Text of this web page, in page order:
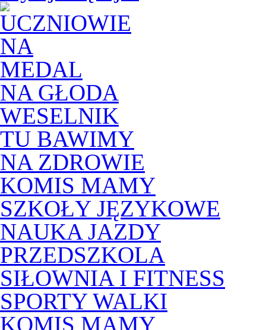
NA GŁODA
WESELNIK
TU BAWIMY
NA ZDROWIE
KOMIS MAMY
SZKOŁY JĘZYKOWE
NAUKA JAZDY
PRZEDSZKOLA
SIŁOWNIA I FITNESS
SPORTY WALKI
KOMIS MAMY